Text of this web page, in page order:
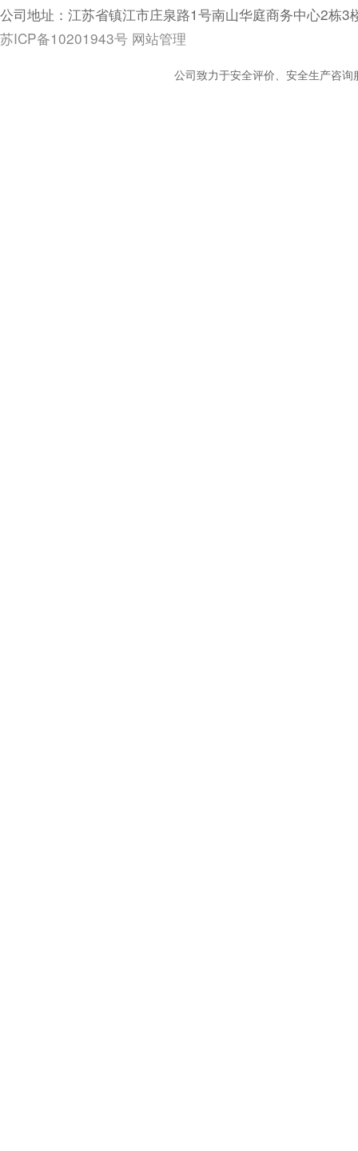
公司地址：江苏省镇江市庄泉路1号南山华庭商务中心2栋3
苏ICP备10201943号 网站管理
公司致力于安全评价、安全生产咨